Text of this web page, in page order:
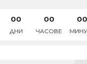
00
ДНИ
00
ЧАСОВЕ
00